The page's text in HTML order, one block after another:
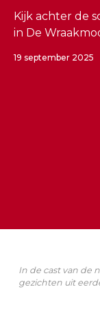
Kijk achter de
in De
19 september 2025
In de cast van de
gezichten uit